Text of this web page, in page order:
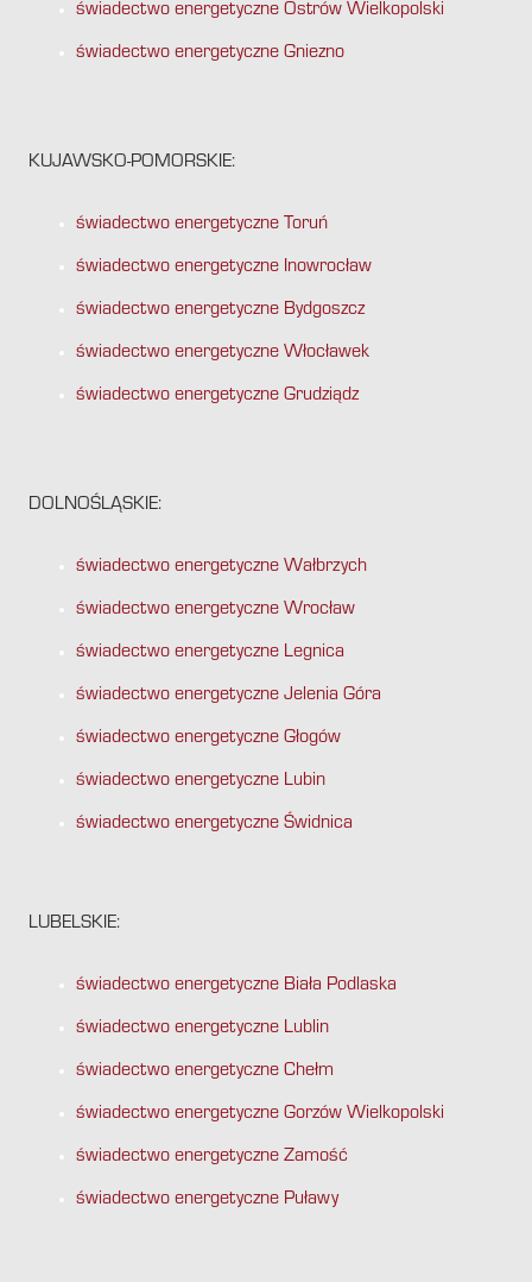
świadectwo energetyczne Ostrów Wielkopolski
świadectwo energetyczne Gniezno
KUJAWSKO-POMORSKIE:
świadectwo energetyczne Toruń
świadectwo energetyczne Inowrocław
świadectwo energetyczne Bydgoszcz
świadectwo energetyczne Włocławek
świadectwo energetyczne Grudziądz
DOLNOŚLĄSKIE:
świadectwo energetyczne Wałbrzych
świadectwo energetyczne Wrocław
świadectwo energetyczne Legnica
świadectwo energetyczne Jelenia Góra
świadectwo energetyczne Głogów
świadectwo energetyczne Lubin
świadectwo energetyczne Świdnica
LUBELSKIE:
świadectwo energetyczne Biała Podlaska
świadectwo energetyczne Lublin
świadectwo energetyczne Chełm
świadectwo energetyczne Gorzów Wielkopolski
świadectwo energetyczne Zamość
świadectwo energetyczne Puławy